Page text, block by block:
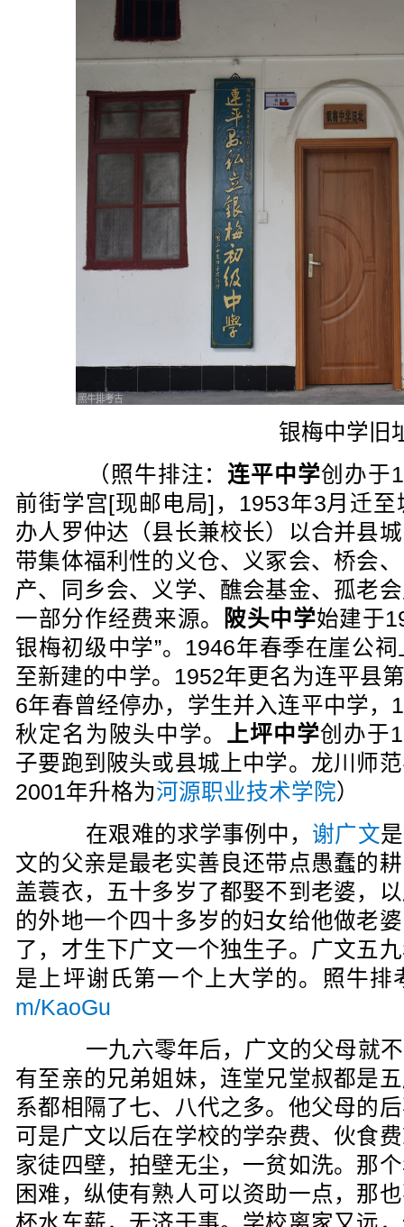
银梅中学旧
（照牛排注： 连平中学创办于
前街学宫[现邮电局]，1953年3月迁
办人罗仲达（县长兼校长）以合并县
带集体福利性的义仓、义冢会、桥会
产、同乡会、义学、醮会基金、孤老
一部分作经费来源。
陂头中学始建于
银梅初级中学”。1946年春季在崖公
至新建的中学。1952年更名为连平县
6年春曾经停办，学生并入连平中学，
秋定名为陂头中学。 上坪中学创办于
子要跑到陂头或县城上中学。龙川师
2001年升格为河源职业技术学院）
在艰难的求学事例中， 谢广文
文的父亲是最老实善良还带点愚蠢的
盖蓑衣，五十多岁了都娶不到老婆，
的外地一个四十多岁的妇女给他做老
了，才生下广文一个独生子。广文五
是上坪谢氏第一个上大学的。照牛
m/KaoGu
一九六零年后，广文的父母就不
有至亲的兄弟姐妹，连堂兄堂叔都是
系都相隔了七、八代之多。他父母的
可是广文以后在学校的学杂费、伙食
家徒四壁，拍壁无尘，一贫如洗。那
困难，纵使有熟人可以资助一点，那